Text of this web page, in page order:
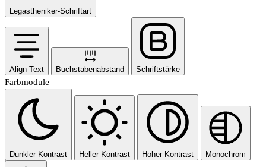
Legastheniker-Schriftart
Align Text Buchstabenabstand Schriftstärke
Farbmodule
Dunkler Kontrast Heller Kontrast Hoher Kontrast Monochrom